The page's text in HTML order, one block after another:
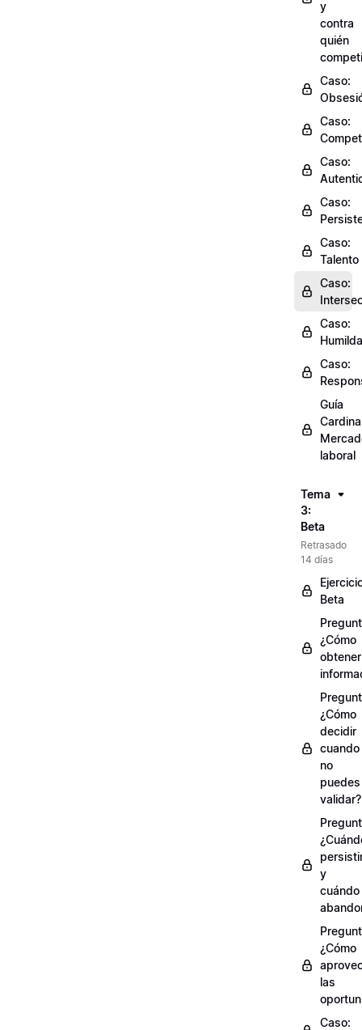
y
contra
quién
Caso:
Caso:
Caso:
Caso:
Caso:
Talento
Caso:
Caso:
Caso:
Guía
laboral
Tema
3:
Beta
Retrasado
14 días
Beta
¿Cómo
obtener
¿Cómo
decidir
cuando
no
puedes
validar?
y
cuándo
¿Cómo
las
Caso: